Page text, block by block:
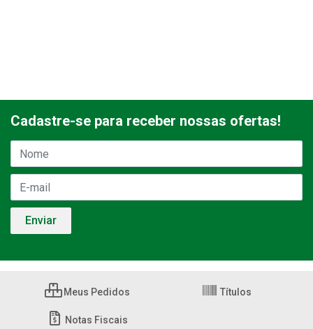
Cadastre-se para receber nossas ofertas!
Meus Pedidos Títulos
Notas Fiscais